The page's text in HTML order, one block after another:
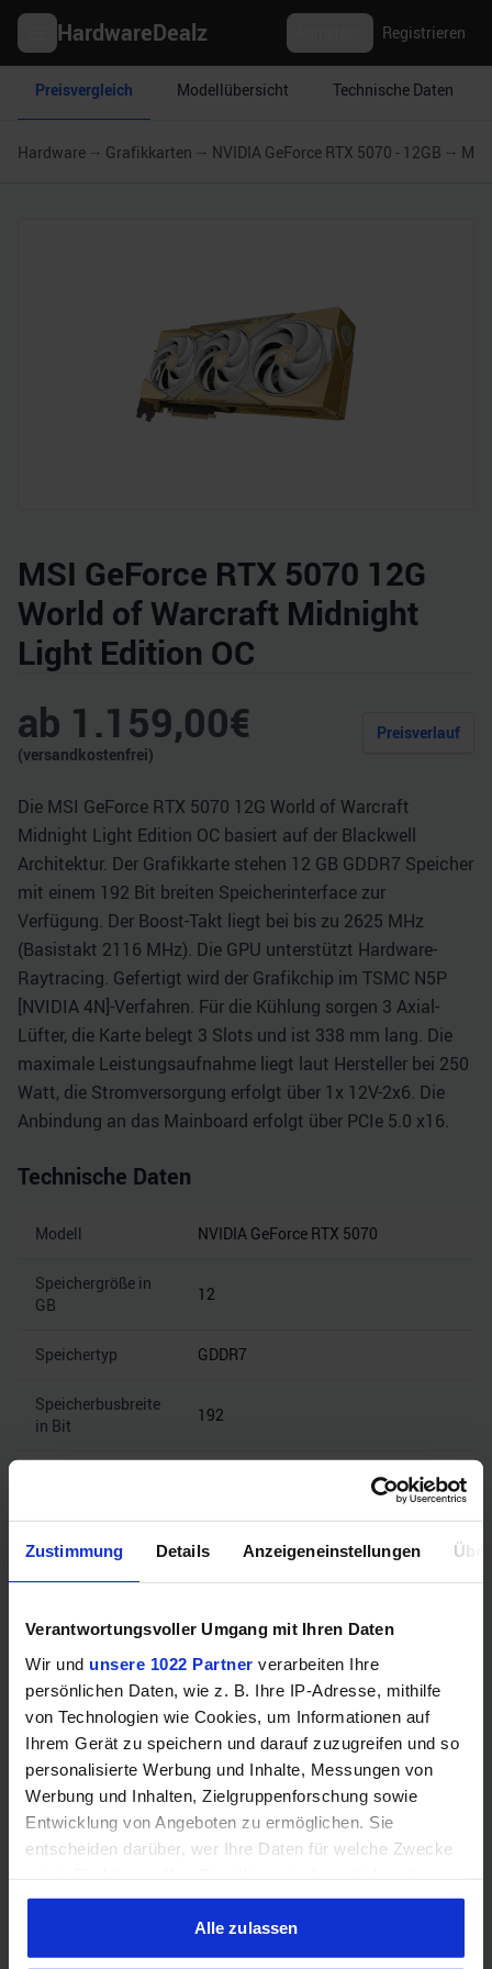
Zustimmung Details Anzeigeneinstellungen
Verantwortungsvoller Umgang mit Ihren Daten
Wir und unsere 1022 Partner verarbeiten Ihre
persönlichen Daten, wie z. B. Ihre IP-Adresse, mithilfe
von Technologien wie Cookies, um Informationen auf
Ihrem Gerät zu speichern und darauf zuzugreifen und so
personalisierte Werbung und Inhalte, Messungen von
Werbung und Inhalten, Zielgruppenforschung sowie
Entwicklung von Angeboten zu ermöglichen. Sie
entscheiden darüber, wer Ihre Daten für welche Zwecke
Cookie-Erklärung oder durch Klicken auf das Privacy
Trigger Symbol ändern oder widerrufen
Alle zulassen
HardwareDealz Registrieren
Preisvergleich Modellübersicht Technische Daten
Hardware Grafikkarten NVIDIA GeForce RTX 5070 - 12GB
MSI GeForce RTX 5070 12G
World of Warcraft Midnight
Light Edition OC
ab 1.159,00€
(versandkostenfrei)
Preisverlauf
Die MSI GeForce RTX 5070 12G World of Warcraft
Midnight Light Edition OC basiert auf der Blackwell
Architektur. Der Grafikkarte stehen 12 GB GDDR7 Speicher
mit einem 192 Bit breiten Speicherinterface zur
Verfügung. Der Boost-Takt liegt bei bis zu 2625 MHz
(Basistakt 2116 MHz). Die GPU unterstützt Hardware-
Raytracing. Gefertigt wird der Grafikchip im TSMC N5P
[NVIDIA 4N]-Verfahren. Für die Kühlung sorgen 3 Axial-
Lüfter, die Karte belegt 3 Slots und ist 338 mm lang. Die
maximale Leistungsaufnahme liegt laut Hersteller bei 250
Watt, die Stromversorgung erfolgt über 1x 12V-2x6. Die
Anbindung an das Mainboard erfolgt über PCIe 5.0 x16.
Technische Daten
Modell NVIDIA GeForce RTX 5070
Speichergröße in
GB
12
Speichertyp GDDR7
Speicherbusbreite
in Bit
192
Hinweis: Unsere Links sind Affiliate Links. Wir erhalten beim Kauf
eine kleine Provision, ohne dass sich euer Preis erhöht.
ZUM BESTPREIS
Vergleichen